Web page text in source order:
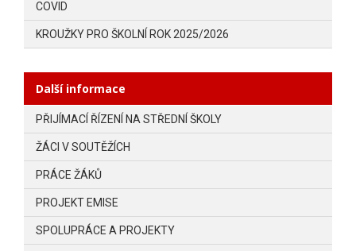
COVID
KROUŽKY PRO ŠKOLNÍ ROK 2025/2026
Další informace
PŘIJÍMACÍ ŘÍZENÍ NA STŘEDNÍ ŠKOLY
ŽÁCI V SOUTĚŽÍCH
PRÁCE ŽÁKŮ
PROJEKT EMISE
SPOLUPRÁCE A PROJEKTY